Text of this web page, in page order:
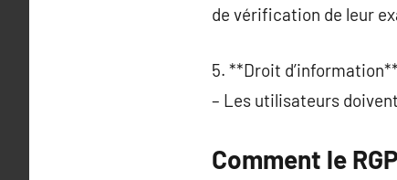
de vérification de leur
5. **Droit
– Les utilisateurs
Comment le